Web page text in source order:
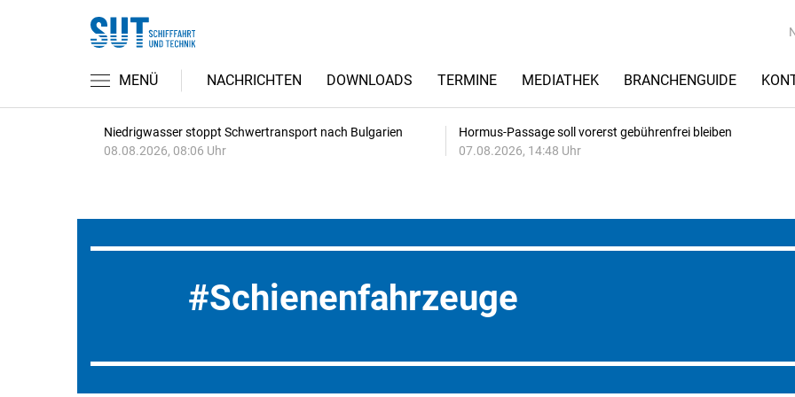
MENÜ NACHRICHTEN DOWNLOADS TERMINE MEDIATHEK BRANCHENGUIDE
Niedrigwasser stoppt Schwertransport nach Bulgarien
08.08.2026, 08:06 Uhr
Hormus-Passage soll vorerst gebührenfrei bleiben
07.08.2026, 14:48 Uhr
Schienenfahrzeuge